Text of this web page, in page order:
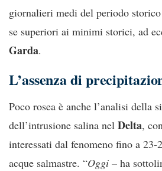
giornalieri medi del periodo
se superiori ai minimi storici, ad
Garda.
L’assenza di
Poco rosea è anche l’analisi della
dell’intrusione salina nel Delta,
interessati dal fenomeno fino a
acque salmastre. “Oggi – ha